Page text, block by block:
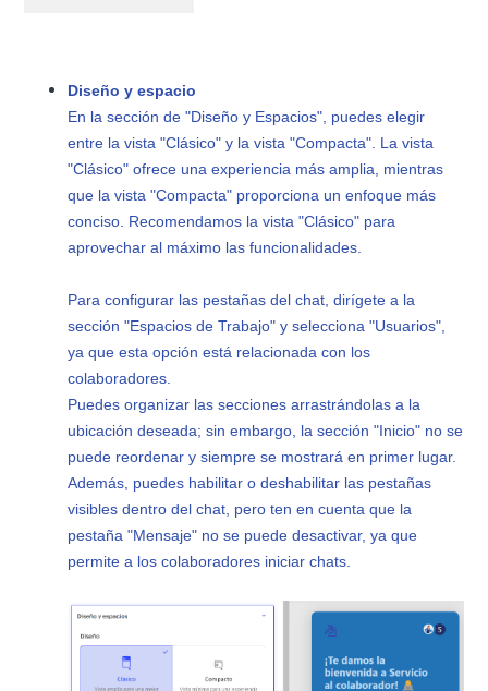
Diseño y espacio
En la sección de "Diseño y Espacios", puedes elegir
entre la vista "Clásico" y la vista "Compacta". La vista
"Clásico" ofrece una experiencia más amplia, mientras
que la vista "Compacta" proporciona un enfoque más
conciso. Recomendamos la vista "Clásico" para
aprovechar al máximo las funcionalidades.
Para configurar las pestañas del chat, dirígete a la
sección "Espacios de Trabajo" y selecciona "Usuarios",
ya que esta opción está relacionada con los
colaboradores.
Puedes organizar las secciones arrastrándolas a la
ubicación deseada; sin embargo, la sección "Inicio" no se
puede reordenar y siempre se mostrará en primer lugar.
Además, puedes habilitar o deshabilitar las pestañas
visibles dentro del chat, pero ten en cuenta que la
pestaña "Mensaje" no se puede desactivar, ya que
permite a los colaboradores iniciar chats.